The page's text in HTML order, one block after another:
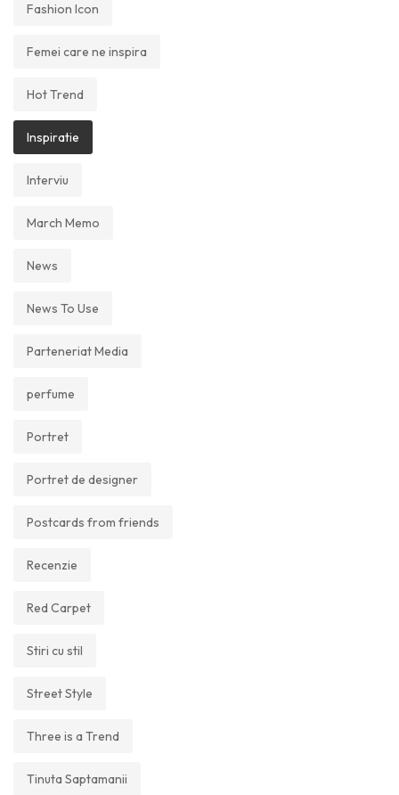
Fashion Icon
Femei care ne inspira
Hot Trend
Inspiratie
Interviu
March Memo
News
News To Use
Parteneriat Media
perfume
Portret
Portret de designer
Postcards from friends
Recenzie
Red Carpet
Stiri cu stil
Street Style
Three is a Trend
Tinuta Saptamanii